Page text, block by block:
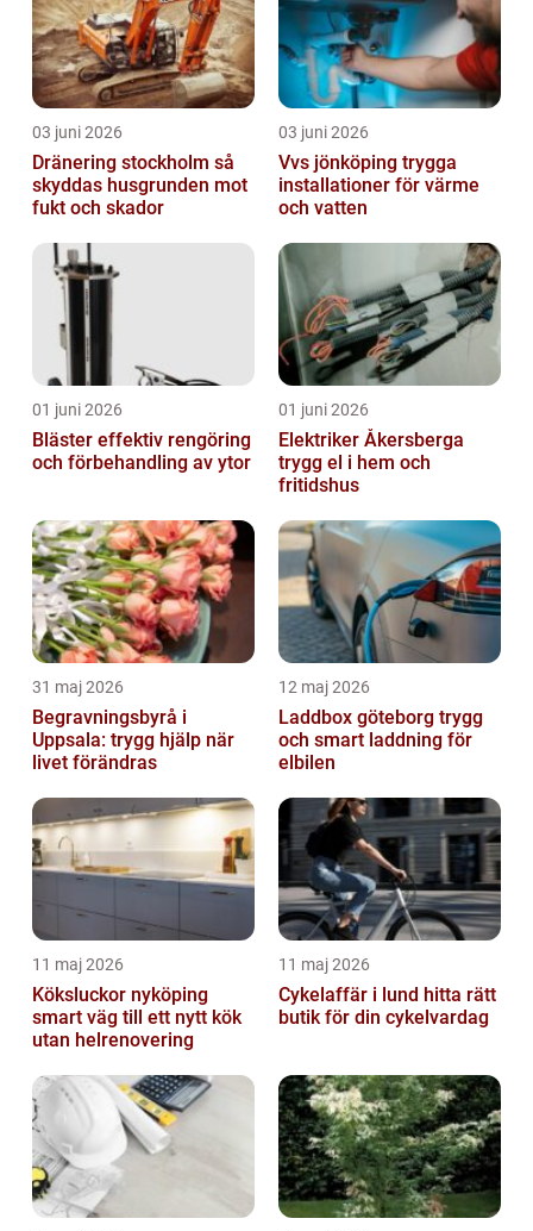
03 juni 2026
Dränering stockholm så
skyddas husgrunden mot
fukt och skador
03 juni 2026
Vvs jönköping trygga
installationer för värme
och vatten
01 juni 2026
Bläster effektiv rengöring
och förbehandling av ytor
01 juni 2026
Elektriker Åkersberga
trygg el i hem och
fritidshus
31 maj 2026
Begravningsbyrå i
Uppsala: trygg hjälp när
livet förändras
12 maj 2026
Laddbox göteborg trygg
och smart laddning för
elbilen
11 maj 2026
Köksluckor nyköping
smart väg till ett nytt kök
utan helrenovering
11 maj 2026
Cykelaffär i lund hitta rätt
butik för din cykelvardag